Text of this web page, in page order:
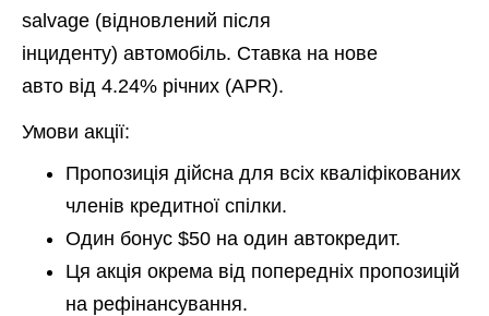
salvage (відновлений після
інциденту) автомобіль. Ставка на нове
авто від 4.24% річних (APR).
Умови акції:
Пропозиція дійсна для всіх кваліфікованих
членів кредитної спілки.
Один бонус $50 на один автокредит.
Ця акція окрема від попередніх пропозицій
на рефінансування.